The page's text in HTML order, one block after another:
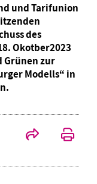
und Tarifunion
des
Okotber2023
Grünen zur
Modells“ in